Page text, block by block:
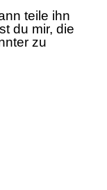
teile ihn
du mir, die
zu